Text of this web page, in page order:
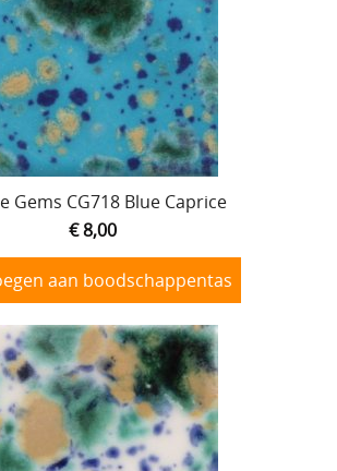
Gems CG718 Blue Caprice
€ 8,00
aan boodschappentas